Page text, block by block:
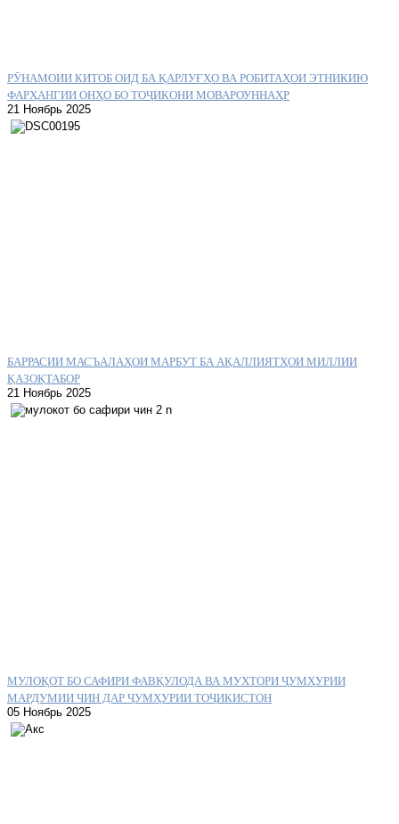
РӮНАМОИИ КИТОБ ОИД БА ҚАРЛУҒҲО ВА РОБИТАҲОИ ЭТНИКИЮ
ФАРҲАНГИИ ОНҲО БО ТОҶИКОНИ МОВАРОУННАҲР
21 Ноябрь 2025
БАРРАСИИ МАСЪАЛАҲОИ МАРБУТ БА АҚАЛЛИЯТҲОИ МИЛЛИИ
ҚАЗОҚТАБОР
21 Ноябрь 2025
МУЛОҚОТ БО САФИРИ ФАВҚУЛОДА ВА МУХТОРИ ҶУМҲУРИИ
МАРДУМИИ ЧИН ДАР ҶУМҲУРИИ ТОҶИКИСТОН
05 Ноябрь 2025